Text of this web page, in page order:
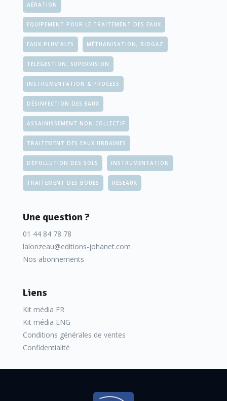
AÉRATION
EQUIPEMENT POUR LE TRAITEMENT DES EAUX
EAUX PLUVIALES MÉTHANISATION, BIOGAZ
TÉLÉGESTION, SUPERVISION
INSTRUMENTATION & PROCESS
DÉSINFECTION DES EAUX
ASSAINISSEMENT NON COLLECTIF
TRAITEMENT DES EAUX URBAINES
DÉPOLLUTION DES SOLS INSTRUMENTATION
TRAITEMENT DES BOUES RÉSEAUX
Une question ?
01 44 84 78 78
lalonzeau@editions-johanet.com
Nos abonnements
Liens
Kit média FR
Kit média ENG
Conditions générales de ventes
Confidentialité